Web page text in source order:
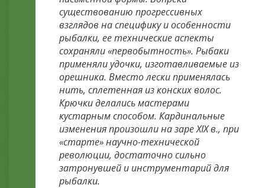
существованию прогрессивных
взглядов на специфику и особенности
рыбалки, ее технические аспекты
сохраняли «первобытность». Рыбаки
применяли удочки, изготавливаемые из
орешника. Вместо лески применялась
нить, сплетенная из конских волос.
Крючки делались мастерами
кустарным способом. Кардинальные
изменения произошли на заре XIX в., при
«старте» научно-технической
революции, достаточно сильно
затронувшей и инструментарий для
рыбалки.